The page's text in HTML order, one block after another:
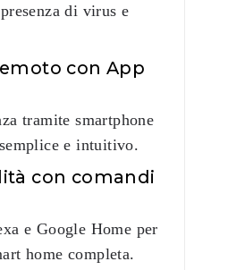
di virus e
con App
tramite smartphone
e intuitivo.
con comandi
e Google Home per
home completa.